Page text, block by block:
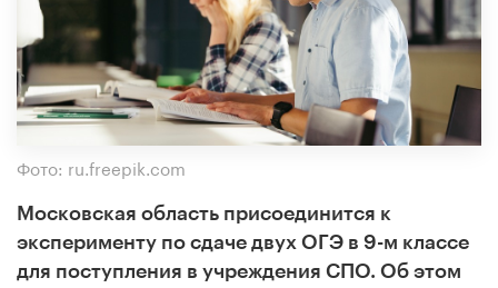
Фото: ru.freepik.com
Московская область присоединится к
эксперименту по сдаче двух ОГЭ в 9-м классе
для поступления в учреждения СПО. Об этом